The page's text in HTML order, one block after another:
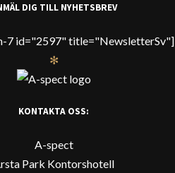
DIG TILL NYHETSBREV
7 id="2597" title="NewsletterSv"]
✻
KONTAKTA OSS:
A-spect
Park Kontorshotell